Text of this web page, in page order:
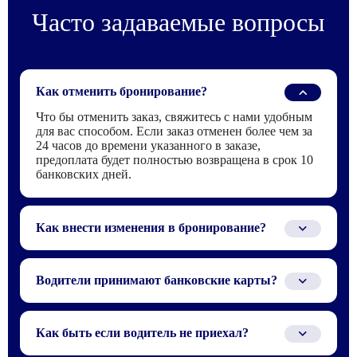
Часто задаваемые вопросы
Как отменить бронирование?
Что бы отменить заказ, свяжитесь с нами удобным
для вас способом. Если заказ отменен более чем за
24 часов до времени указанного в заказе,
предоплата будет полностью возвращена в срок 10
банковских дней.
Как внести изменения в бронирование?
Для того что бы внести изменения в заказ,
свяжитесь с нами по телефону или электронной
почте, которые указаны в бронирование.
Водители принимают банковские карты?
Водителю можно заплатить только наличными или
Как быть если водитель не приехал?